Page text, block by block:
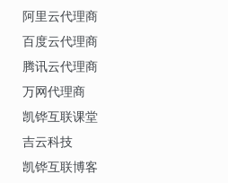
阿里云代理商
百度云代理商
腾讯云代理商
万网代理商
凯铧互联课堂
吉云科技
凯铧互联博客